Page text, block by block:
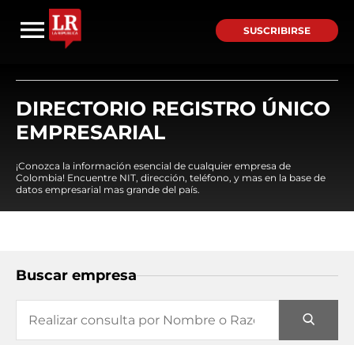
SUSCRIBIRSE
DIRECTORIO REGISTRO ÚNICO
EMPRESARIAL
¡Conozca la información esencial de cualquier empresa de
Colombia! Encuentre NIT, dirección, teléfono, y mas en la base de
datos empresarial mas grande del país.
Buscar empresa